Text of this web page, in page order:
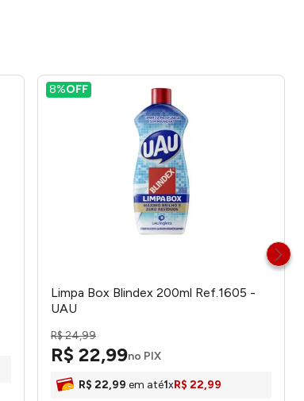
8%OFF
Limpa Box Blindex 200ml Ref.1605 -
UAU
R$24,99
R$ 22,99no PIX
R$ 22,99 em até1xR$ 22,99